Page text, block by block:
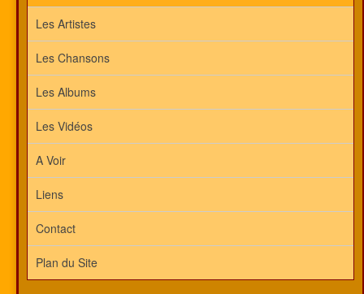
Les Artistes
Les Chansons
Les Albums
Les Vidéos
A Voir
Liens
Contact
Plan du Site